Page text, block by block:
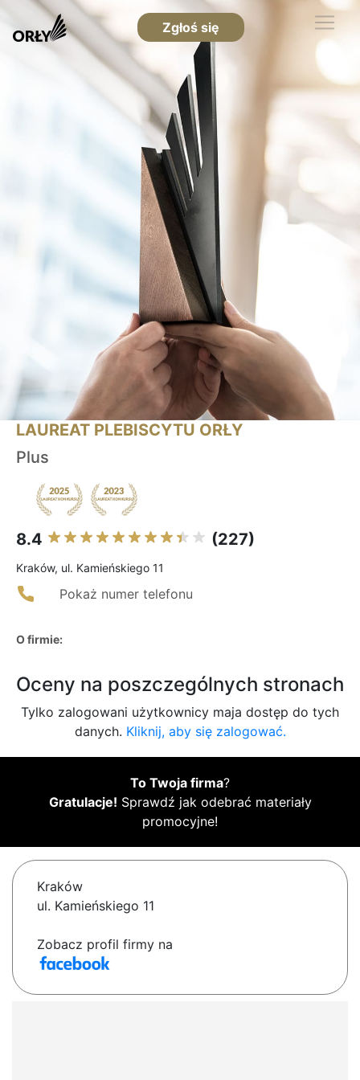
Zgłoś się
LAUREAT PLEBISCYTU ORŁY
Plus
8.4 (227)
Kraków, ul. Kamieńskiego 11
Pokaż numer telefonu
O firmie:
Oceny na poszczególnych stronach
Tylko zalogowani użytkownicy maja dostęp do tych
danych. Kliknij, aby się zalogować.
To Twoja firma?
Gratulacje! Sprawdź jak odebrać materiały
promocyjne!
Kraków
ul. Kamieńskiego 11
Zobacz profil firmy na